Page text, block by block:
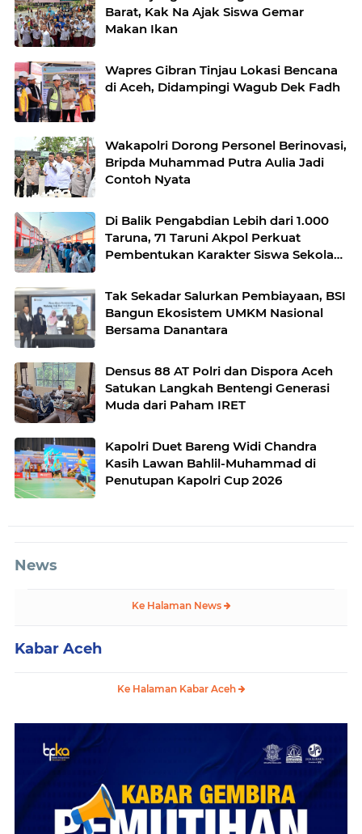
Barat, Kak Na Ajak Siswa Gemar
Makan Ikan
Wapres Gibran Tinjau Lokasi Bencana
di Aceh, Didampingi Wagub Dek Fadh
Wakapolri Dorong Personel Berinovasi,
Bripda Muhammad Putra Aulia Jadi
Contoh Nyata
Di Balik Pengabdian Lebih dari 1.000
Taruna, 71 Taruni Akpol Perkuat
Pembentukan Karakter Siswa Sekolah
Tak Sekadar Salurkan Pembiayaan, BSI
Bangun Ekosistem UMKM Nasional
Bersama Danantara
Densus 88 AT Polri dan Dispora Aceh
Satukan Langkah Bentengi Generasi
Muda dari Paham IRET
Kapolri Duet Bareng Widi Chandra
Kasih Lawan Bahlil-Muhammad di
Penutupan Kapolri Cup 2026
News
Ke Halaman News
Kabar Aceh
Ke Halaman Kabar Aceh